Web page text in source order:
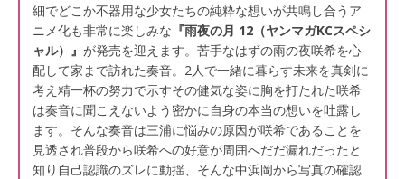
細でどこか不器用な少女たちの純粋な想いが共鳴し合うア
ニメ化も非常に楽しみな 『雨夜の月 12（ヤンマガKCスペシ
ャル）』 が発売を迎えます。苦手なはずの雨の夜咲希を心
配して家まで訪れた奏音。2人で一緒に暮らす未来を真剣に
考え精一杯の努力で示すその健気な姿に胸を打たれた咲希
は奏音に聞こえないよう密かに自身の本当の想いを吐露し
ます。そんな奏音は三浦に悩みの原因が咲希であることを
見透され普段から咲希への好意が周囲へだだ漏れだったと
知り自己認識のズレに動揺、そんな中浜岡から写真の確認